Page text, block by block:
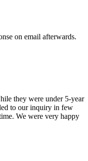
on email afterwards.
they were under 5-year
to our inquiry in few
We were very happy